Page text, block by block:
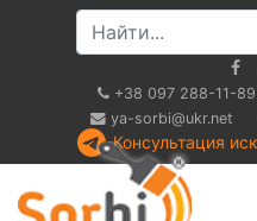
+38 097 288-11-89
ya-sorbi@ukr.net
Консультация